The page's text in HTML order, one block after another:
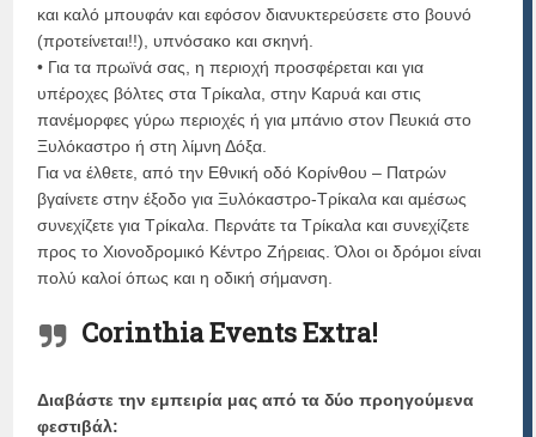
και καλό μπουφάν και εφόσον διανυκτερεύσετε στο βουνό
(προτείνεται!!), υπνόσακο και σκηνή.
• Για τα πρωϊνά σας, η περιοχή προσφέρεται και για
υπέροχες βόλτες στα Τρίκαλα, στην Καρυά και στις
πανέμορφες γύρω περιοχές ή για μπάνιο στον Πευκιά στο
Ξυλόκαστρο ή στη λίμνη Δόξα.
Για να έλθετε, από την Εθνική οδό Κορίνθου – Πατρών
βγαίνετε στην έξοδο για Ξυλόκαστρο-Τρίκαλα και αμέσως
συνεχίζετε για Τρίκαλα. Περνάτε τα Τρίκαλα και συνεχίζετε
προς το Χιονοδρομικό Kέντρο Ζήρειας. Όλοι οι δρόμοι είναι
πολύ καλοί όπως και η οδική σήμανση.
Corinthia Events Extra!
Διαβάστε την εμπειρία μας από τα δύο προηγούμενα
φεστιβάλ: